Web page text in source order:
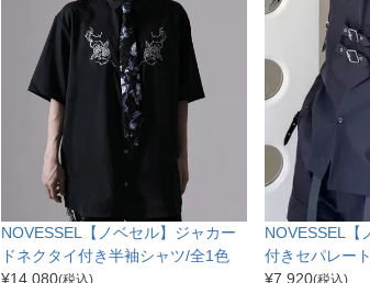
NOVESSEL【ノベセル】ジャカー
ドネクタイ付き半袖シャツ/全1色
¥14,080
NOVESSEL【
付きセパレー
¥7,920